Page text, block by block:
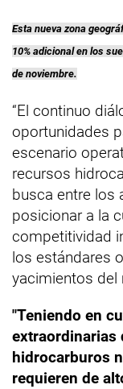
Esta nueva zona
10% adicional en los
de noviembre.
“El continuo
oportunidades
escenario
recursos
busca entre los
posicionar a la
competitividad
los estándares
yacimientos del
"Teniendo en
extraordinarias
hidrocarburos
requieren de